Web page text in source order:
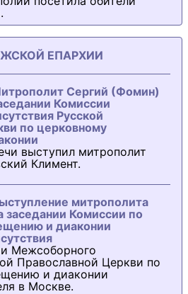
ЕПАРХИИ
Сергий (Фомин)
Комиссии
Русской
по церковному
выступил митрополит
Климент.
митрополита
Комиссии по
и диаконии
Межсоборного
Православной Церкви по
и диаконии
в Москве.